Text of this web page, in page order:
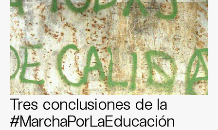
Tres conclusiones de la
#MarchaPorLaEducación